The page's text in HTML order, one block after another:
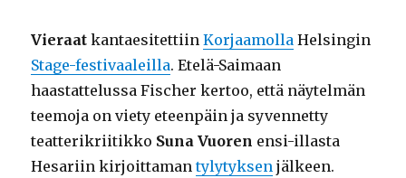
Vieraat kantaesitettiinKorjaamolla Helsingin
Stage-festivaaleilla. Etelä-Saimaan
haastattelussa Fischer kertoo, että näytelmän
teemoja on viety eteenpäin ja syvennetty
teatterikriitikko Suna Vuoren ensi-illasta
Hesariin kirjoittamantylytyksen jälkeen.